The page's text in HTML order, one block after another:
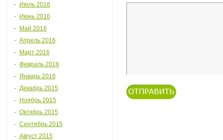
Июль 2016
Июнь 2016
Май 2016
Апрель 2016
Март 2016
Февраль 2016
Январь 2016
Декабрь 2015
Ноябрь 2015
Октябрь 2015
Сентябрь 2015
Август 2015